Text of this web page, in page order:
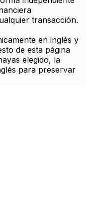
transacción.
en inglés y
de esta página
elegido, la
para preservar